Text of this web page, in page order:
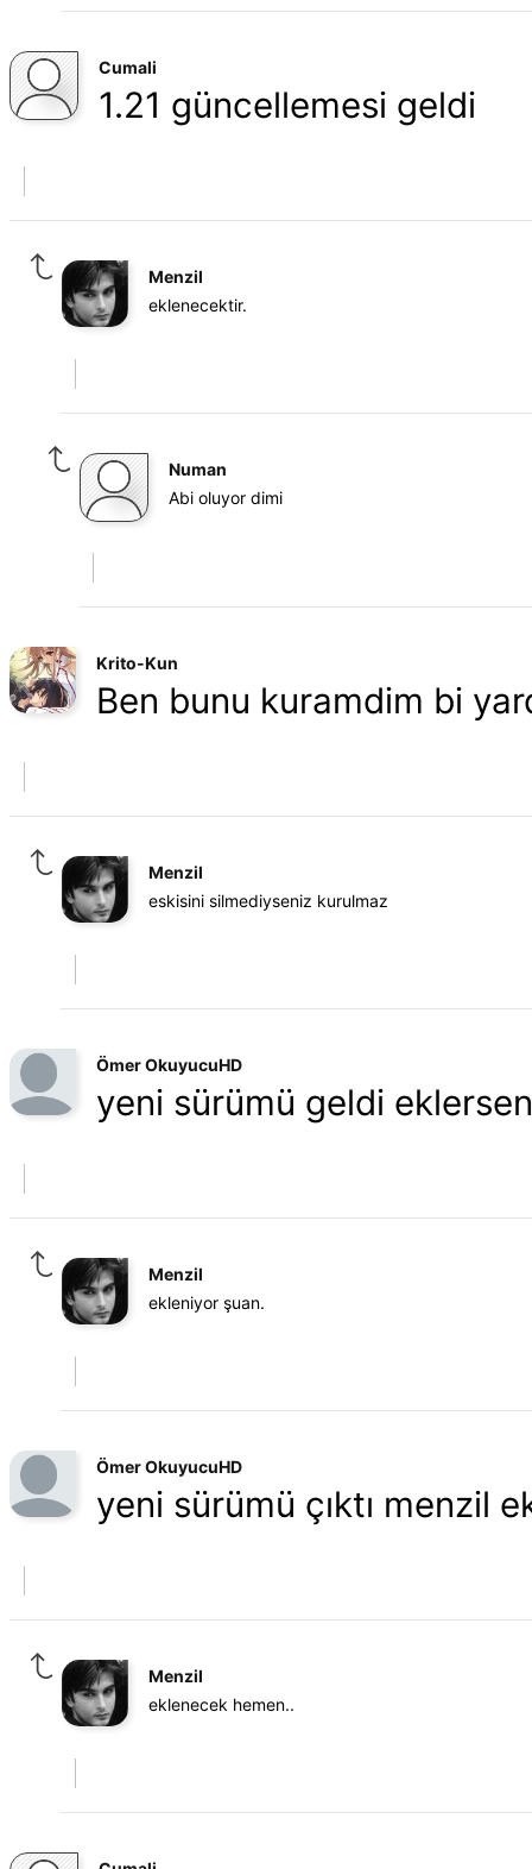
Cumali
1.21 güncellemesi geldi
Menzil
eklenecektir.
Numan
Abi oluyor dimi
Krito-Kun
Ben bunu kuramdim bi
Menzil
eskisini silmediyseniz kurulmaz
Ömer OkuyucuHD
yeni sürümü geldi
Menzil
ekleniyor şuan.
Ömer OkuyucuHD
yeni sürümü çıktı menzil
Menzil
eklenecek hemen..